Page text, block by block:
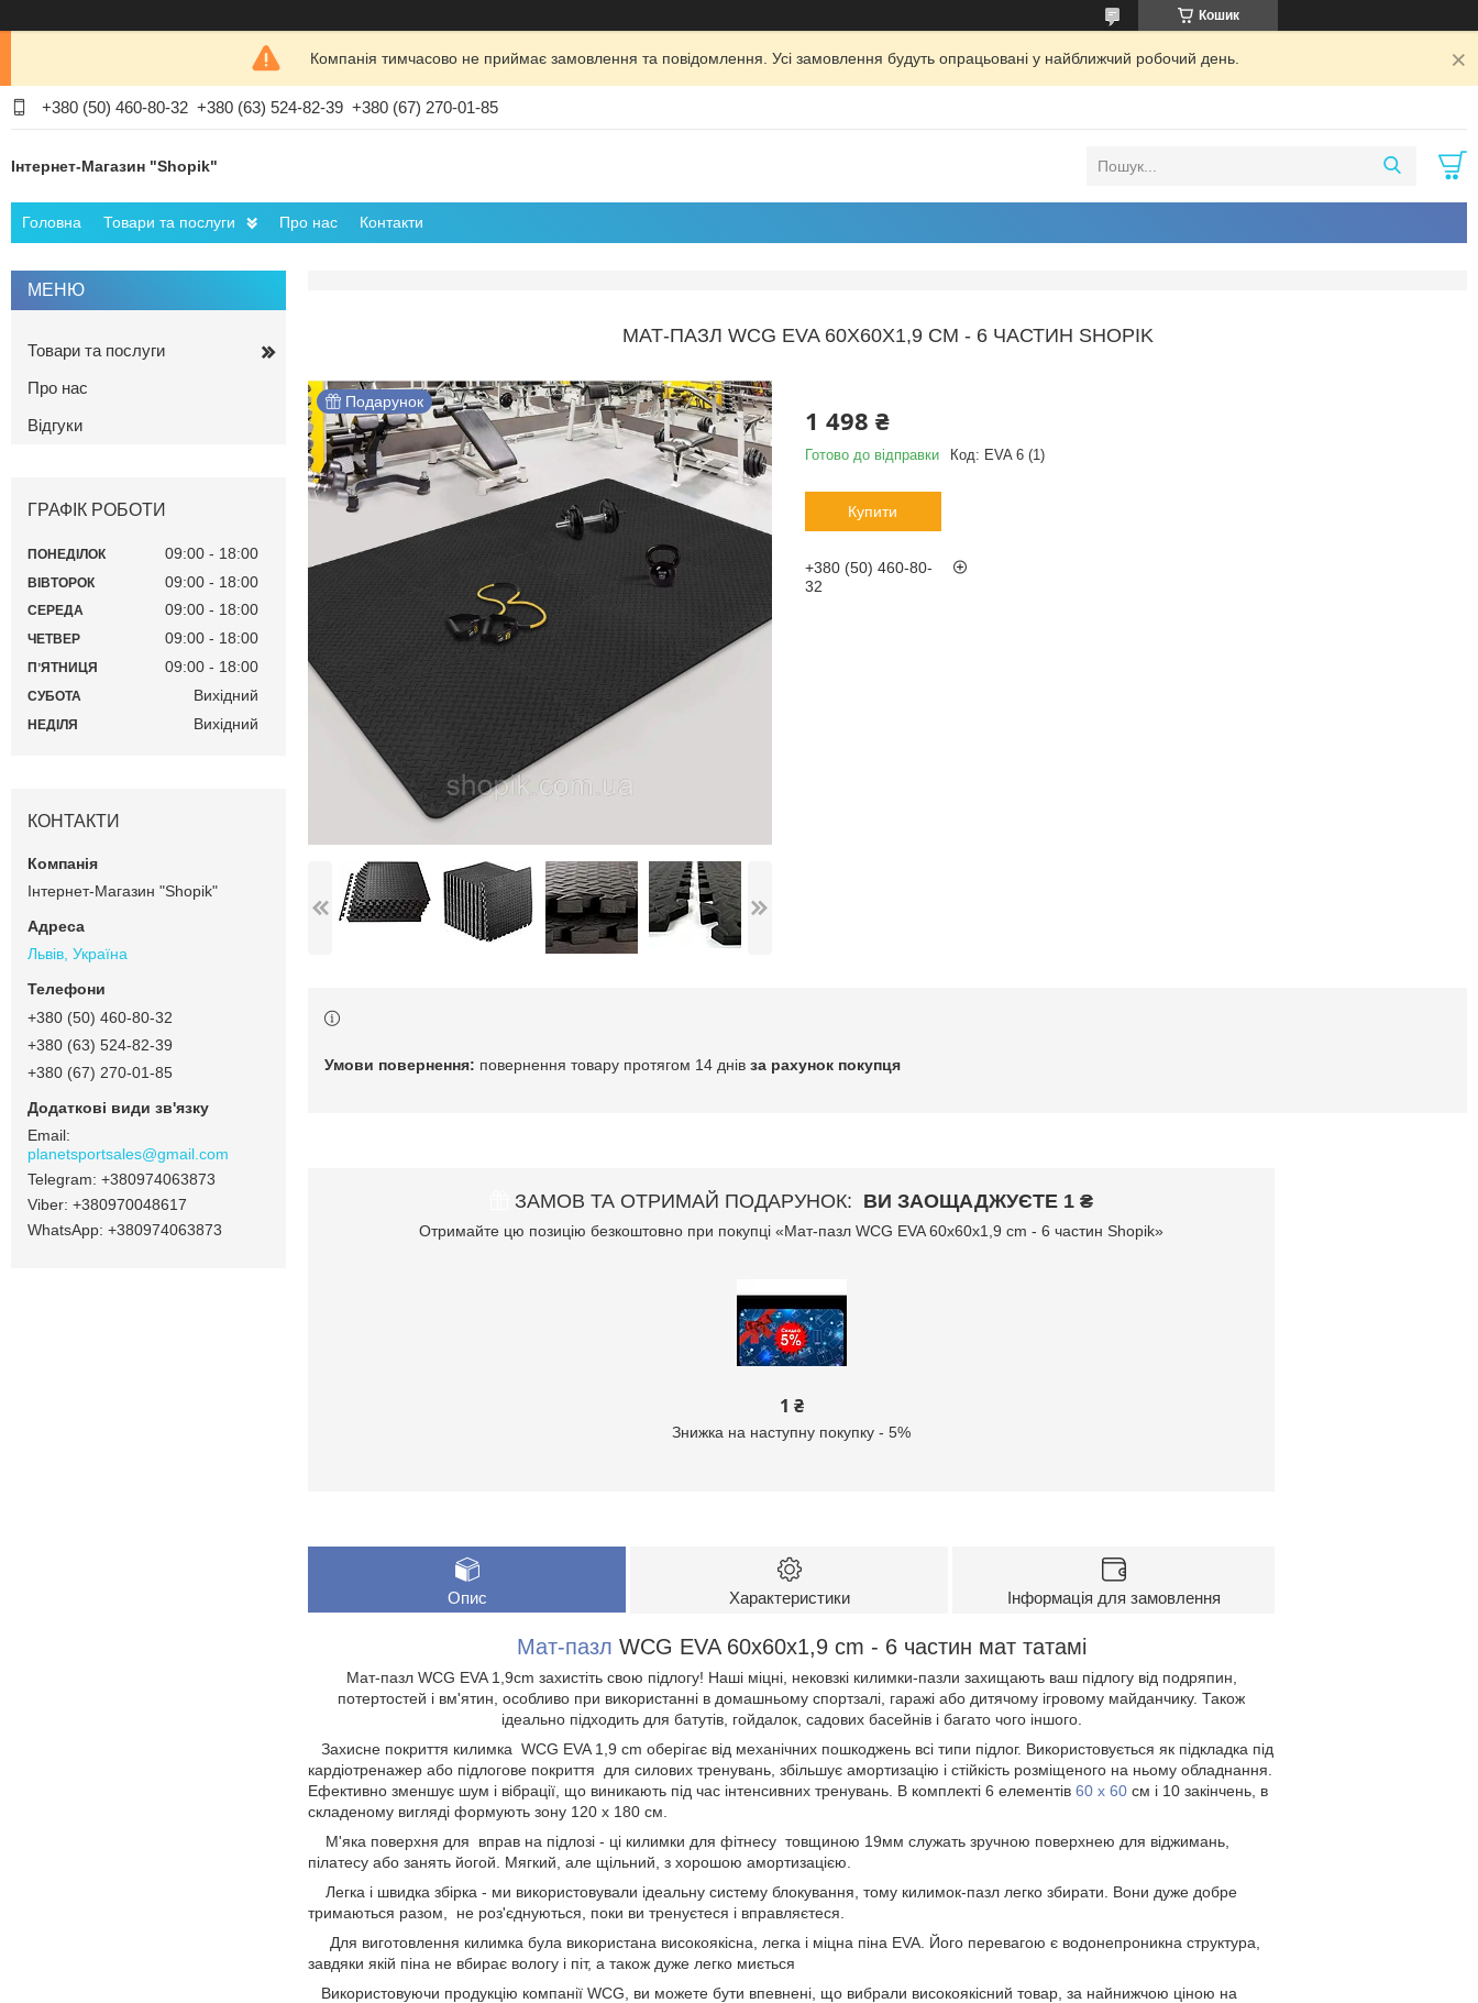
Кошик
Компанія тимчасово не приймає замовлення та повідомлення. Усі замовлення будуть опрацьовані у найближчий робочий день.
+380 (50) 460-80-32 +380 (63) 524-82-39 +380 (67) 270-01-85
Інтернет-Магазин "Shopik"
Головна Товари та послуги Про нас Контакти
МАТ-ПАЗЛ WCG EVA 60Х60Х1,9 CM - 6 ЧАСТИН SHOPIK
Подарунок
1 498 ₴
Готово до відправки Код: EVA 6 (1)
Купити
+380 (50) 460-80-
32
повернення товару протягом 14 днів за рахунок покупця
ЗАМОВ ТА ОТРИМАЙ ПОДАРУНОК ВИ ЗАОЩАДЖУЄТЕ 1 ₴
Отримайте цю позицію безкоштовно при покупці «Мат-пазл WCG EVA 60х60х1,9 cm - 6 частин Shopik»
1 ₴
Знижка на наступну покупку - 5%
Опис Характеристики Інформація для замовлення
Мат-пазл WCG EVA 60х60х1,9 cm - 6 частин мат татамі
Мат-пазл WCG EVA 1,9cm захистіть свою підлогу! Наші міцні, нековзкі килимки-пазли захищають ваш підлогу від подряпин,
потертостей і вм'ятин, особливо при використанні в домашньому спортзалі, гаражі або дитячому ігровому майданчику. Також
ідеально підходить для батутів, гойдалок, садових басейнів і багато чого іншого.
Захисне покриття килимка WCG EVA 1,9 cm оберігає від механічних пошкоджень всі типи підлог. Використовується як підкладка під
кардіотренажер або підлогове покриття для силових тренувань, збільшує амортизацію і стійкість розміщеного на ньому обладнання.
Ефективно зменшує шум і вібрації, що виникають під час інтенсивних тренувань. В комплекті 6 елементів 60 х 60 см і 10 закінчень, в
складеному вигляді формують зону 120 х 180 см.
М'яка поверхня для вправ на підлозі - ці килимки для фітнесу товщиною 19мм служать зручною поверхнею для віджимань,
пілатесу або занять йогой. Мягкий, але щільний, з хорошою амортизацією.
Легка і швидка збірка - ми використовували ідеальну систему блокування, тому килимок-пазл легко збирати. Вони дуже добре
тримаються разом, не роз'єднуються, поки ви тренуєтеся і вправляєтеся.
Для виготовлення килимка була використана високоякісна, легка і міцна піна EVA. Його перевагою є водонепроникна структура,
завдяки якій піна не вбирає вологу і піт, а також дуже легко миється
Використовуючи продукцію компанії WCG, ви можете бути впевнені, що вибрали високоякісний товар, за найнижчою ціною на
Товари та послуги
Про нас
Відгуки
ГРАФІК РОБОТИ
ПОНЕДІЛОК 09:00 18:00
ВІВТОРОК 09:00 18:00
СЕРЕДА 09:00 18:00
ЧЕТВЕР 09:00 18:00
ПʼЯТНИЦЯ 09:00 18:00
СУБОТА Вихідний
НЕДІЛЯ Вихідний
КОНТАКТИ
Інтернет-Магазин "Shopik"
Львів, Україна
+380 (50) 460-80-32
+380 (63) 524-82-39
+380 (67) 270-01-85
planetsportsales@gmail.com
+380974063873
+380970048617
+380974063873